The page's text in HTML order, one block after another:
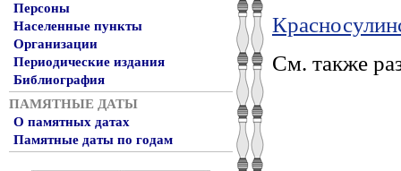
Персоны
Населенные пункты
Организации
Периодические издания
Библиография
ПАМЯТНЫЕ ДАТЫ
О памятных датах
Памятные даты по годам
См. также